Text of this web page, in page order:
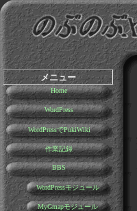
メニュー
Home
WordPress
WordPressでPukiWiki
作業記録
BBS
WordPressモジュール
MyGmapモジュール